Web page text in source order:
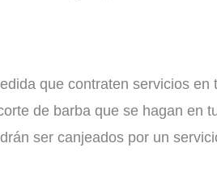
que contraten servicios en
de barba que se hagan en
ser canjeados por un